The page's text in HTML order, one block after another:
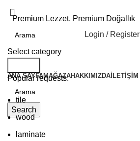
Premium Lezzet, Premium Doğallık
Login / Register
ANA SAYFAMAĞAZAHAKKIMIZDA İLETIŞIM
Search
Select category
Popular requests:
tile
wood
laminate